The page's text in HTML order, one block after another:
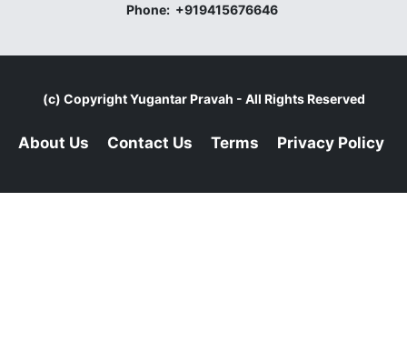
Phone: +919415676646
(c) CopyrightYugantar Pravah - All Rights Reserved
About Us Contact Us Terms Privacy Policy